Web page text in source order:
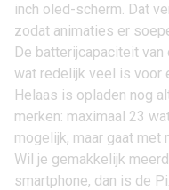
inch oled-scherm. Dat
zodat animaties er
De batterijcapaciteit
wat redelijk veel is voor
Helaas is opladen nog
merken: maximaal 23
mogelijk, maar gaat met
Wil je gemakkelijk
smartphone, dan is de